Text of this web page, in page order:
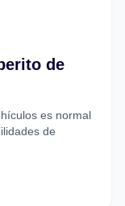
de
es normal
de